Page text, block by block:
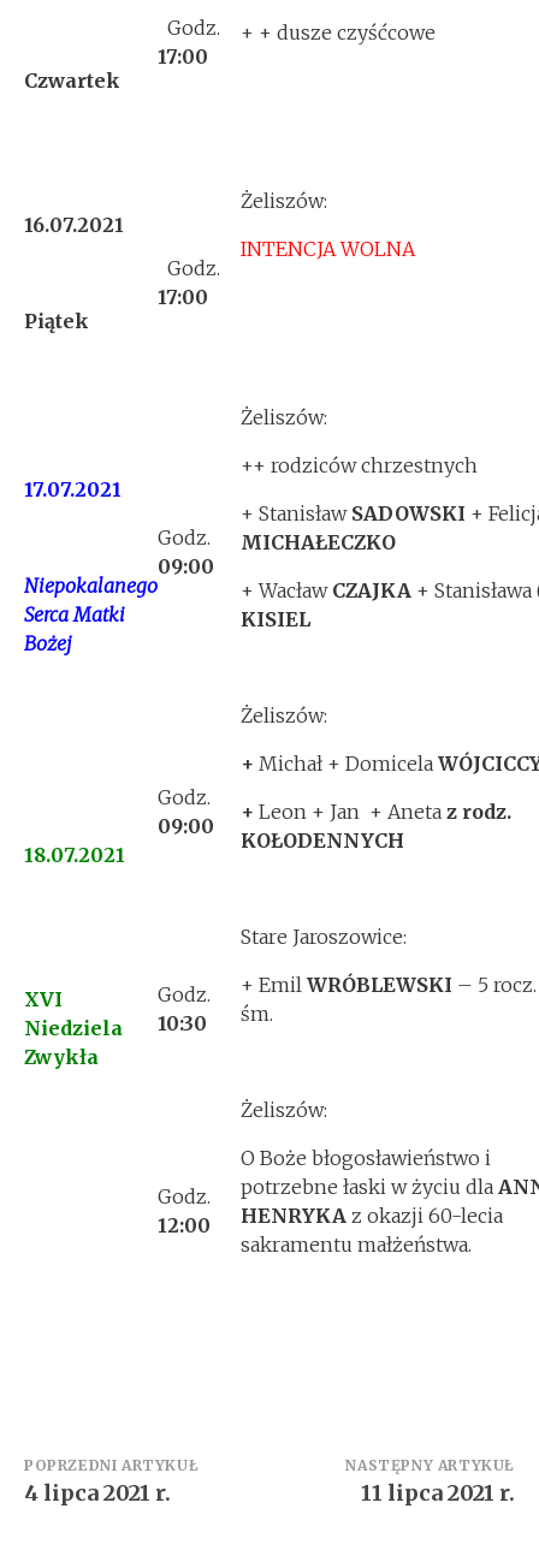
Czwartek
Godz.
17:00
+ + dusze czyśćcowe
16.07.2021
Piątek
Godz.
17:00
Żeliszów:
INTENCJA WOLNA
17.07.2021
Niepokalanego
Serca Matki
Bożej
Godz.
09:00
Żeliszów:
++ rodziców chrzestnych
+ Stanisław SADOWSKI +
MICHAŁECZKO
+ Wacław CZAJKA + Stanisława
KISIEL
18.07.2021
XVI
Niedziela
Zwykła
Godz.
09:00
Żeliszów:
+ Michał + Domicela
+ Leon + Jan + Aneta z rodz.
KOŁODENNYCH
Godz.
10:30
Stare Jaroszowice:
+ Emil WRÓBLEWSKI – 5 rocz.
śm.
Godz.
12:00
Żeliszów:
O Boże błogosławieństwo i
potrzebne łaski w życiu dla
HENRYKA z okazji 60-lecia
sakramentu małżeństwa.
Zobacz
wpisy
POPRZEDNI ARTYKUŁ
4 lipca 2021 r.
NASTĘPNY ARTYKUŁ
11 lipca 2021 r.